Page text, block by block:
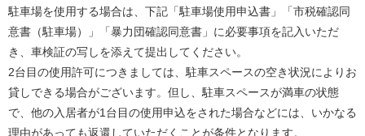
駐車場を使用する場合は、下記「駐車場使用申込書」「市税確認同
意書（駐車場）」「暴力団確認同意書」に必要事項を記入いただ
き、車検証の写しを添えて提出してください。
2台目の使用許可につきましては、駐車スペースの空き状況によりお
貸しできる場合がございます。但し、駐車スペースが満車の状態
で、他の入居者が1台目の使用申込をされた場合などには、いかなる
理由があっても返還していただくことが条件となります。